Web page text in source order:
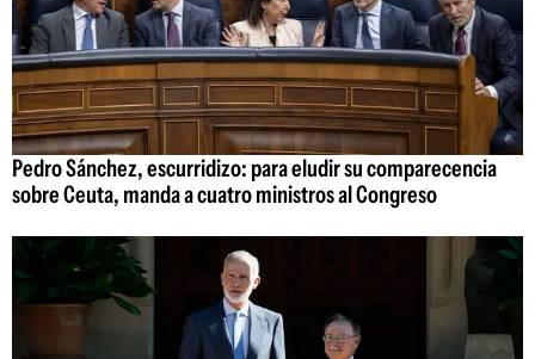
Pedro Sánchez, escurridizo: para eludir su comparecencia
sobre Ceuta, manda a cuatro ministros al Congreso